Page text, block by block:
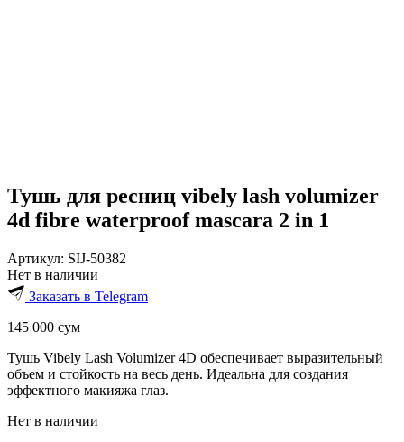
Тушь для ресниц vibely lash volumizer
4d fibre waterproof mascara 2 in 1
Артикул: SIJ-50382
Нет в наличии
Заказать в Telegram
145 000 сум
Тушь Vibely Lash Volumizer 4D обеспечивает выразительный
объем и стойкость на весь день. Идеальна для создания
эффектного макияжа глаз.
Нет в наличии